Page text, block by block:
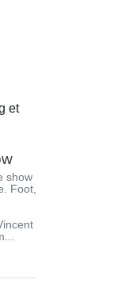
et
show
Foot,